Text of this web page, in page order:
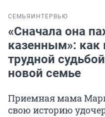
СЕМЬЯ ИНТЕРВЬЮ
«Сначала она
казенным»:
трудной
новой семье
Приемная мама
свою историю